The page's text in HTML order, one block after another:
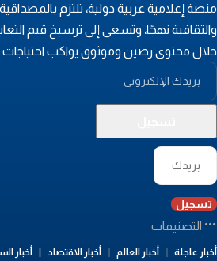
إعلامية عربية دولية، تلتزم بالمصداقية
نهجًا، وتسعى إلى ترسيخ قيم
محتوى رصين وموثوق يواكب احتياجات
تسجيل
التصنيفات
عاجلة أخبار العالم أخبار الاقتصاد أخبار